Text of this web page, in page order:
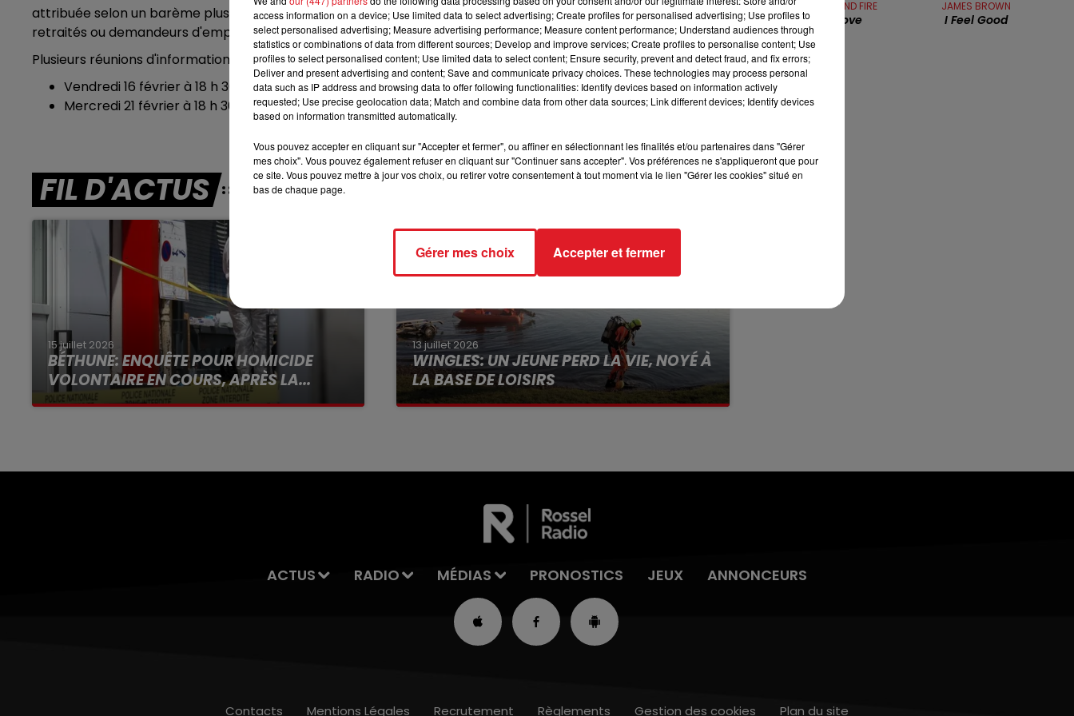
7h00 - 10h00
DEBOUT C'EST L'HEURE
12h00 - 13h00
RDL & VOUS
13h00 - 16h00
LES APRÈS-MIDI QUI CHANTENT
attribuée selon un barème plus favorable que celui de la CAF, et peut bénéficier aux étudiants, salariés,
retraités ou demandeurs d'emplois.
Plusieurs réunions d'informations sont prévues dans les jours à venir :
Vendredi 16 février à 18 h 30 – Centre Socioculturel Dumas
Mercredi 21 février à 18 h 30 – Centre Socioculturel Vachala
FIL D'ACTUS
15 juillet 2026
BÉTHUNE: ENQUÊTE POUR HOMICIDE
VOLONTAIRE EN COURS, APRÈS LA...
Selon les premiers éléments, le logement
13 juillet 2026
WINGLES: UN JEUNE PERD LA VIE, NOYÉ À
LA BASE DE LOISIRS
La victime a coulé à pic
EARTH WIND AND FIRE
Let's Groove
JAMES BROWN
I Feel Good
ACTUS RADIO MÉDIAS PRONOSTICS JEUX ANNONCEURS
Contacts Mentions Légales Recrutement Règlements Gestion des cookies Plan du site
access information on a device; Use limited data to select advertising; Create profiles for personalised advertising; Use profiles to
select personalised advertising; Measure advertising performance; Measure content performance; Understand audiences through
statistics or combinations of data from different sources; Develop and improve services; Create profiles to personalise content; Use
profiles to select personalised content; Use limited data to select content; Ensure security, prevent and detect fraud, and fix errors;
Deliver and present advertising and content; Save and communicate privacy choices. These technologies may process personal
data such as IP address and browsing data to offer following functionalities: Identify devices based on information actively
requested; Use precise geolocation data; Match and combine data from other data sources; Link different devices; Identify devices
based on information transmitted automatically.
Vous pouvez accepter en cliquant sur "Accepter et fermer", ou affiner en sélectionnant les finalités et/ou partenaires dans "Gérer
mes choix". Vous pouvez également refuser en cliquant sur "Continuer sans accepter". Vos préférences ne s'appliqueront que pour
ce site. Vous pouvez mettre à jour vos choix, ou retirer votre consentement à tout moment via le lien "Gérer les cookies" situé en
bas de chaque page.
Gérer mes choix Accepter et fermer